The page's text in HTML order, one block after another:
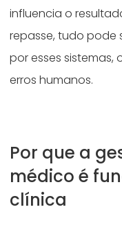
influencia o
repasse, tudo pode
por esses sistemas,
erros humanos.
Por que a
médico é
clínica